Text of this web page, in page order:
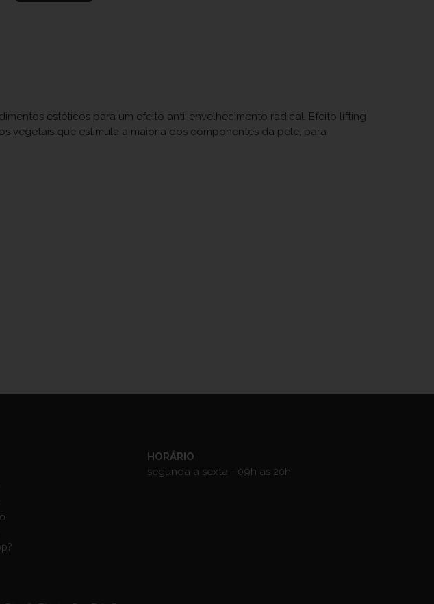
estéticos para um efeito anti-envelhecimento radical. Efeito lifting
vegetais que estimula a maioria dos componentes da pele, para
HORÁRIO
segunda a sexta - 09h às 20h